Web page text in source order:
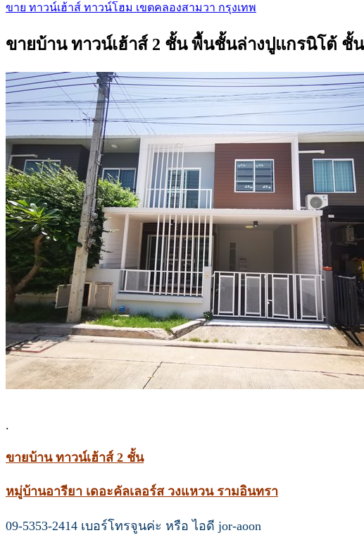
ขาย ทาวน์เฮ้าส์ ทาวน์โฮม เขตคลองสามวา กรุงเทพ
ขายบ้าน ทาวน์เฮ้าส์ 2 ชั้น พื้นชั้นล่างปูแกรนิโต้ ชั้
.
ขายบ้าน ทาวน์เฮ้าส์ 2 ชั้น
หมู่บ้านอารียา เดอะคัลเลอร์ส วงแหวน รามอินทรา
09-5353-2414 เบอร์โทรจูนค่ะ หรือ ไอดี jor-aoon